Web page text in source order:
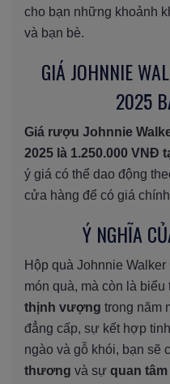
cho bạn những khoảnh
và bạn bè.
GIÁ JOHNNIE
2025
Giá rượu Johnnie
2025 là 1.250.000 VNĐ
ý giá có thể dao động
cửa hàng để có giá
Ý NGHĨA
Hộp quà Johnnie
món quà, mà còn là
thịnh vượng trong năm
đẳng cấp, sự kết hợp
ngào và gỗ khói, bạn sẽ
thương và sự quan tâm